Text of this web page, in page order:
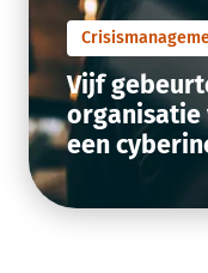
Vijf
organisatie
een